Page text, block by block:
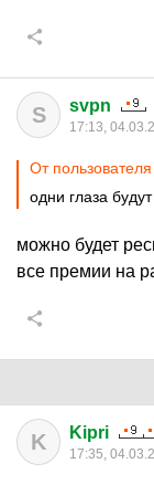
S svpn
17:13,
От пользователя
одни глаза
можно будет
все премии на
K Kipri
17:35,